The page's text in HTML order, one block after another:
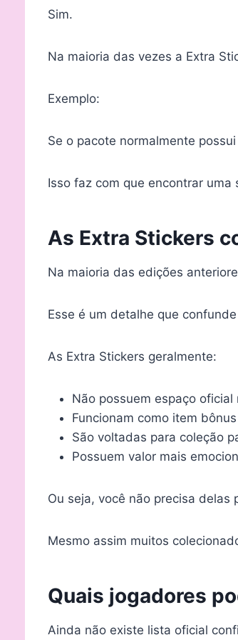
Sim.
Na maioria das vezes a Extra
Exemplo:
Se o pacote normalmente
Isso faz com que encontrar
As Extra Stickers
Na maioria das edições
Esse é um detalhe que
As Extra Stickers geralmente:
Não possuem espaço oficial
Funcionam como item bônus
São voltadas para coleção
Possuem valor mais
Ou seja, você não precisa delas
Mesmo assim muitos
Quais jogadores
Ainda não existe lista oficial